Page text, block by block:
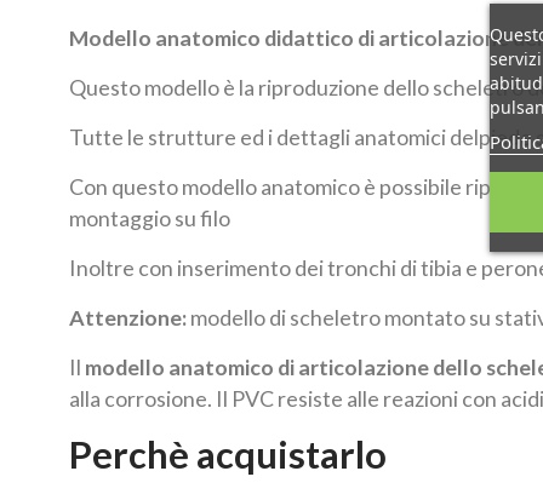
Modello anatomico didattico di articolazione
Questo modello è la riproduzione dello scheletro
Tutte le strutture ed i dettagli anatomici
Con questo modello anatomico è possibile
montaggio su filo
Inoltre con inserimento dei tronchi di tibia e
Attenzione:modello di scheletro montato su
Il modello anatomico di articolazione dello
alla corrosione. Il PVC resiste alle reazioni con
Perchè acquistarlo